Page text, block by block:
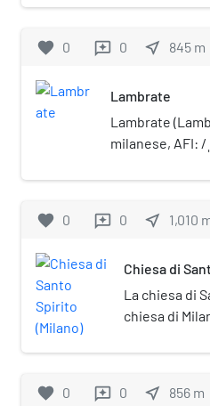
realizzato dagli
favorite 0 reviews 0 near_me 845 m
Lambrate
Lambrate
milanese, AFI: /
orientale della
comune
favorite 0 reviews 0 near_me 1,010
Chiesa di
La chiesa di
chiesa di
degli Studi.
favorite 0 reviews 0 near_me 856 m